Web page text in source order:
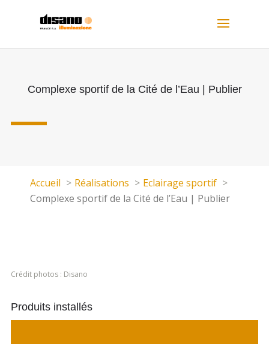
Complexe sportif de la Cité de l’Eau | Publier
Accueil Réalisations
Eclairage sportif
Complexe sportif de la Cité de l’Eau | Publier
Crédit photos : Disano
Produits installés